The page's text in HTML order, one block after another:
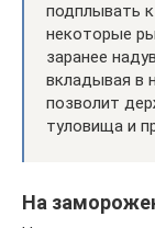
подплывать
некоторые
заранее
вкладывая в
позволит
туловища и
На